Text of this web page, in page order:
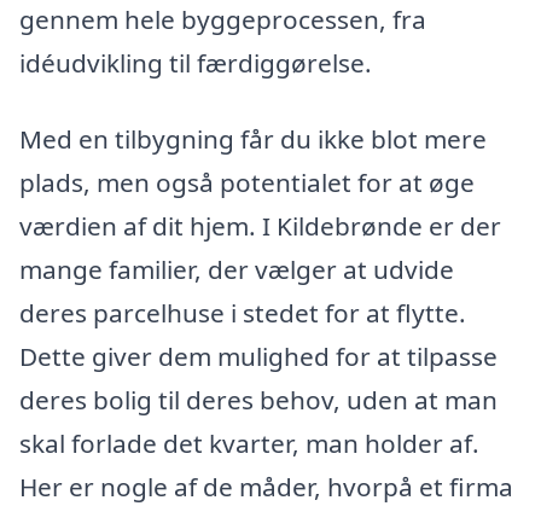
gennem hele byggeprocessen, fra
idéudvikling til færdiggørelse.
Med en tilbygning får du ikke blot mere
plads, men også potentialet for at øge
værdien af dit hjem. I Kildebrønde er der
mange familier, der vælger at udvide
deres parcelhuse i stedet for at flytte.
Dette giver dem mulighed for at tilpasse
deres bolig til deres behov, uden at man
skal forlade det kvarter, man holder af.
Her er nogle af de måder, hvorpå et firma